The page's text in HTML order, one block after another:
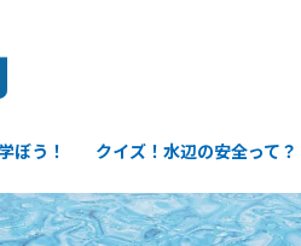
ぼう！ クイズ！水辺の安全って？